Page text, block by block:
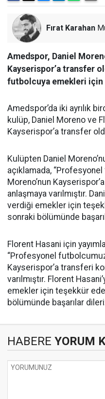
Fırat Karahan
Amedspor, Daniel
Kayserispor’a transfer
futbolcuya emekleri
Amedspor’da iki ayrılık
kulüp, Daniel Moreno ve
Kayserispor’a transfer
Kulüpten Daniel
açıklamada,
Moreno’nun
anlaşmaya varılmıştır.
verdiği emekler için
sonraki bölümünde
Florent Hasani için
“Profesyonel
Kayserispor’a transferi
varılmıştır. Florent
emekler için teşekkür
bölümünde başarılar
HABERE YORUM